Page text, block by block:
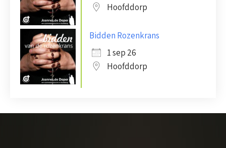
Hoofddorp
Bidden Rozenkrans
1 sep 26
Hoofddorp